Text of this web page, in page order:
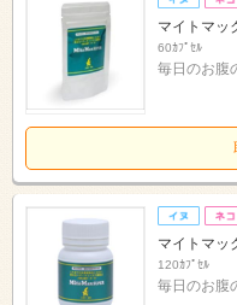
マイトマッ
60ｶﾌﾟｾﾙ
毎日のお腹
マイトマッ
120ｶﾌﾟｾﾙ
毎日のお腹